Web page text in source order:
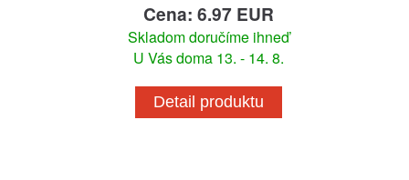
Cena: 6.97 EUR
Skladom doručíme ihneď
U Vás doma 13. - 14. 8.
Detail produktu